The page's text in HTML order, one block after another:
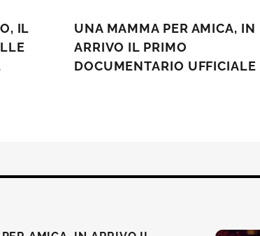
IL
UNA MAMMA PER AMICA, IN
ARRIVO IL PRIMO
DOCUMENTARIO UFFICIALE